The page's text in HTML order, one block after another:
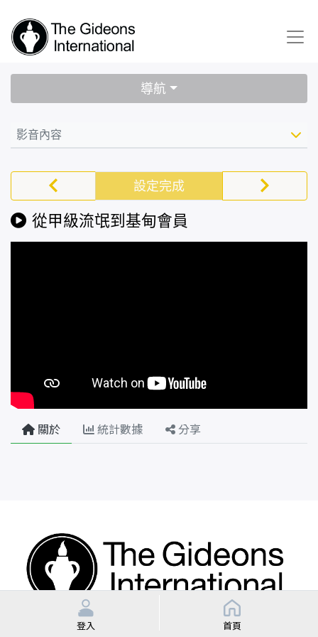
導航
影音內容
從甲級流氓到基甸會員
設定完成
關於 統計數據 分享
登入 首頁